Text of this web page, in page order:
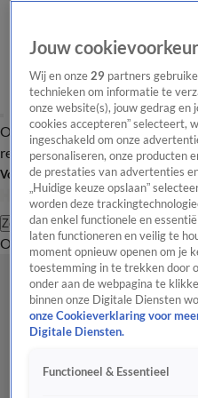
Overzicht Laatste nieuws
redactie
Volg Hart van Nederland
Zoeken
OverzichtRegioUitzendingen
Jouw
Wij en onze29 partners
technieken om informatie te
onze website(s), jouw gedrag en
cookies accepteren” selecteert,
ingeschakeld om onze
personaliseren, onze producten
de prestaties van advertenties
„Huidige keuze opslaan”
worden deze
dan enkel functionele en
laten functioneren en veilig te
moment opnieuw openen om je
toestemming in te trekken door
onder aan de webpagina te
binnen onze Digitale Diensten
onze Cookieverklaring voor
Digitale Diensten.
Functioneel & Essentieel